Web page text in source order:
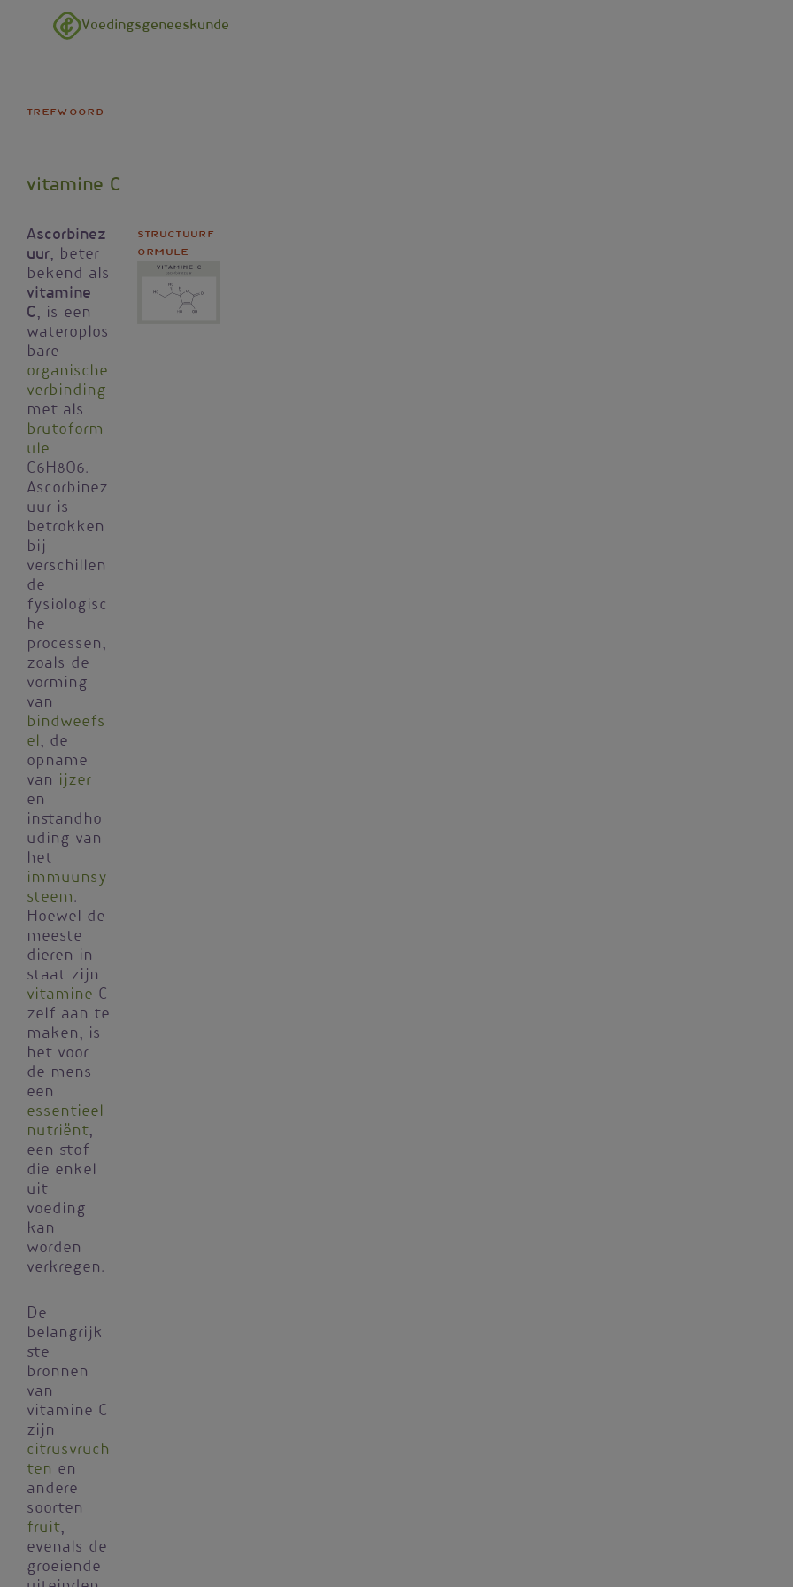
Overslaan en naar de inhoud gaan
Voedingsgeneeskunde
trefwoord
vitamine C
Ascorbinez
uur, beter
bekend als
vitamine
C, is een
wateroplos
bare
organische
verbinding
met als
brutoform
ule
C6 H 8O6.
Ascorbinez
uur is
betrokken
bij
verschillen
de
fysiologisc
he
processen,
zoals de
vorming
van
bindweefs
el , de
opname
van
ijzer
en
instandho
uding van
het
immuunsy
steem.
Hoewel de
meeste
dieren in
staat zijn
vitamine C
zelf aan te
maken, is
het voor
de mens
een
essentieel
nutriënt,
een stof
die enkel
uit
voeding
kan
worden
verkregen.
De
belangrijk
ste
bronnen
van
vitamine C
zijn
citrusvruch
ten en
andere
soorten
fruit,
evenals de
groeiende
Structuurf
ormule
Afbeelding